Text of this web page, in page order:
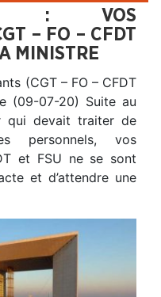
: VOS
– FO – CFDT
MINISTRE
(CGT – FO – CFDT
(09-07-20) Suite au
qui devait traiter de
personnels, vos
et FSU ne se sont
et d’attendre une